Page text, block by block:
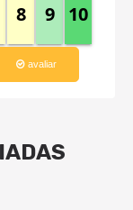
8 9 10
avaliar